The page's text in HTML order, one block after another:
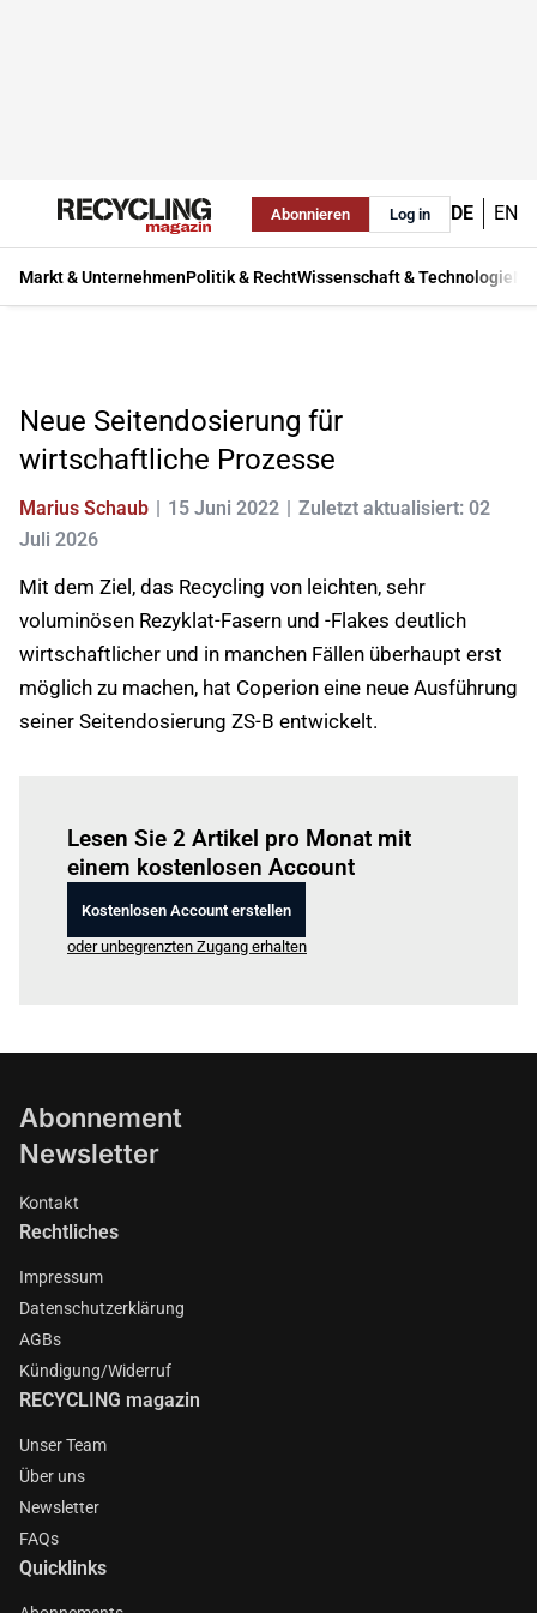
Abonnieren Log in DE EN
Markt & UnternehmenPolitik & RechtWissenschaft & Technologie
Neue Seitendosierung für
wirtschaftliche Prozesse
Marius Schaub 15 Juni 2022
Zuletzt aktualisiert: 02
Juli 2026
Mit dem Ziel, das Recycling von leichten, sehr
voluminösen Rezyklat-Fasern und -Flakes deutlich
wirtschaftlicher und in manchen Fällen überhaupt erst
möglich zu machen, hat Coperion eine neue Ausführung
seiner Seitendosierung ZS-B entwickelt.
Lesen Sie 2 Artikel pro Monat mit
einem kostenlosen Account
Kostenlosen Account erstellen
oder unbegrenzten Zugang erhalten
Abonnement
Newsletter
Kontakt
Rechtliches
Impressum
Datenschutzerklärung
AGBs
Kündigung/Widerruf
RECYCLING magazin
Unser Team
Über uns
Newsletter
FAQs
Quicklinks